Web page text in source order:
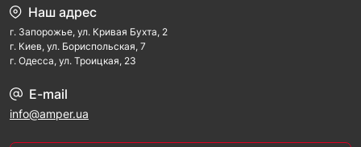
Наш адрес
г. Запорожье, ул. Кривая Бухта, 2
г. Киев, ул. Бориспольская, 7
г. Одесса, ул. Троицкая, 23
E-mail
info@amper.ua